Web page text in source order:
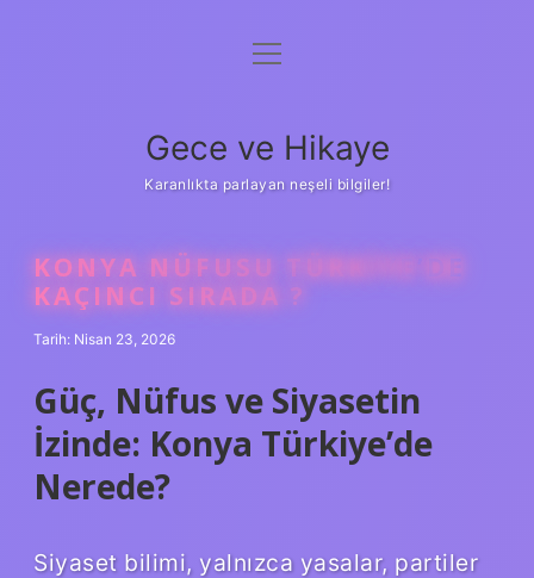
Anasayfa
Yasal Uyarı
menüyü
Gece ve Hikaye
Karanlıkta parlayan neşeli bilgiler!
KONYA NÜFUSU TÜRKIYE’DE
KAÇINCI SIRADA ?
Tarih: Nisan 23, 2026
Güç, Nüfus ve Siyasetin
İzinde: Konya Türkiye’de
Nerede?
Siyaset bilimi, yalnızca yasalar, partiler